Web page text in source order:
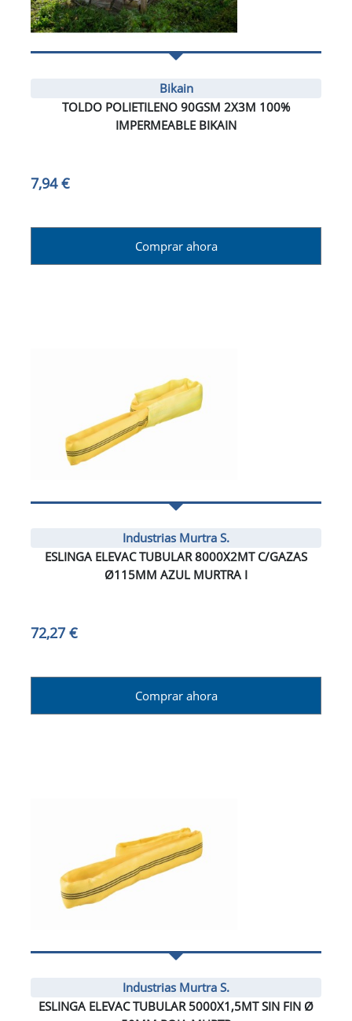
Bikain
TOLDO POLIETILENO 90GSM 2X3M 100%
IMPERMEABLE BIKAIN
7,94 €
Comprar ahora
Industrias Murtra S.
ESLINGA ELEVAC TUBULAR 8000X2MT C/GAZAS
Ø115MM AZUL MURTRA I
72,27 €
Comprar ahora
Industrias Murtra S.
ESLINGA ELEVAC TUBULAR 5000X1,5MT SIN FIN Ø